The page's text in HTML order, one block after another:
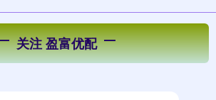
关注 盈富优配